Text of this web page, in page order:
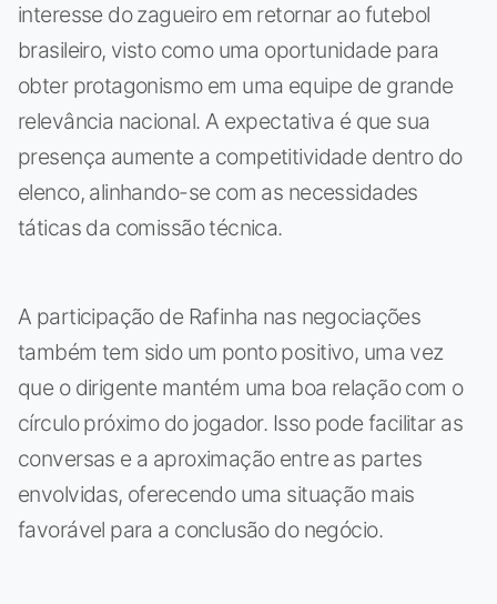
interesse do zagueiro em retornar ao futebol
brasileiro, visto como uma oportunidade para
obter protagonismo em uma equipe de grande
relevância nacional. A expectativa é que sua
presença aumente a competitividade dentro do
elenco, alinhando-se com as necessidades
táticas da comissão técnica.
A participação de Rafinha nas negociações
também tem sido um ponto positivo, uma vez
que o dirigente mantém uma boa relação com o
círculo próximo do jogador. Isso pode facilitar as
conversas e a aproximação entre as partes
envolvidas, oferecendo uma situação mais
favorável para a conclusão do negócio.